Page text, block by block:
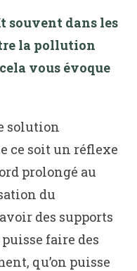
souvent dans les
la pollution
vous évoque
solution
ce soit un réflexe
prolongé au
du
des supports
faire des
qu’on puisse